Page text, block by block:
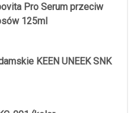
Pro Serum przeciw
125ml
KEEN UNEEK SNK